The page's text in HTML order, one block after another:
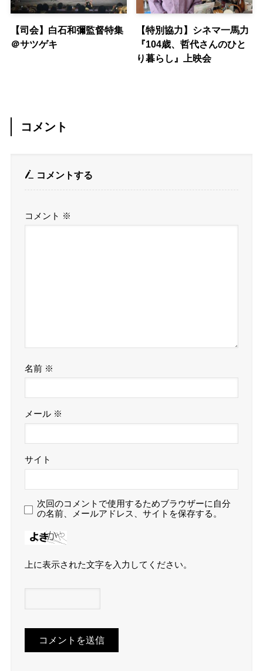
【司会】白石和彌監督特集
＠サツゲキ
【特別協力】シネマ一馬力
『104歳、哲代さんのひと
り暮らし』上映会
コメント
コメントする
コメント ※
名前 ※
メール ※
サイト
次回のコメントで使用するためブラウザーに自分
の名前、メールアドレス、サイトを保存する。
上に表示された文字を入力してください。